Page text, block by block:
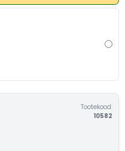
Tootekood:
10582